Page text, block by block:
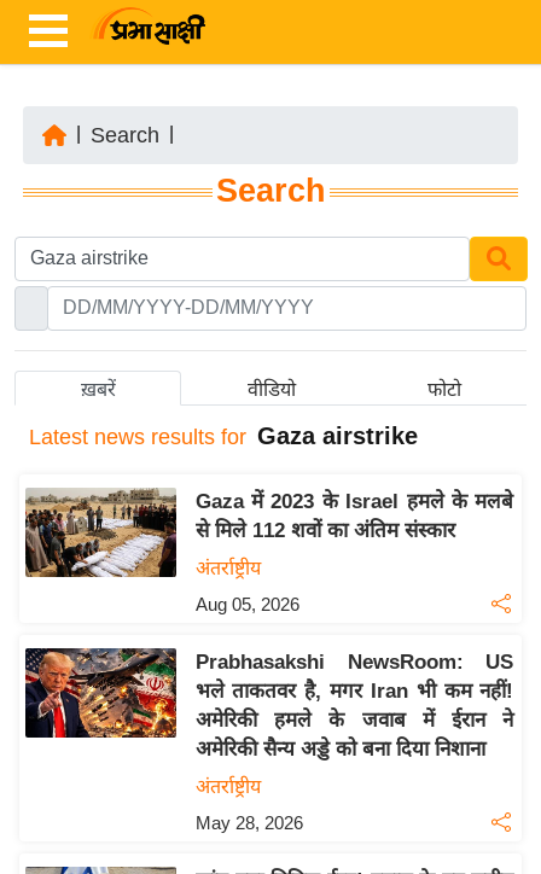
ज़ा
ख
र
ष्ट्री
अं
र्रा
ष्ट्री
य
ने
स
उ
ग
Search
Search
ख़बरें वीडियो फोटो
Latest news results for Gaza airstrike
Gaza में 2023 के Israel हमले के मलबे
से मिले 112 शवों का अंतिम संस्कार
अंतर्राष्ट्रीय
Aug 05, 2026
Prabhasakshi NewsRoom: US
भले ताकतवर है, मगर Iran भी कम नहीं!
अमेरिकी हमले के जवाब में ईरान ने
अमेरिकी सैन्य अड्डे को बना दिया निशाना
अंतर्राष्ट्रीय
May 28, 2026